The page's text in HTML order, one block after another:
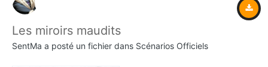
Les miroirs maudits
SentMa a posté un fichier dans Scénarios Officiels